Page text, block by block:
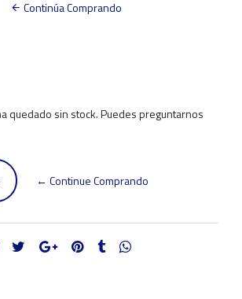
Continúa Comprando
quedado sin stock. Puedes preguntarnos
← Continue Comprando